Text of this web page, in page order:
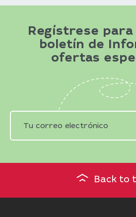
Regístrese
boletín de
ofertas
Back to